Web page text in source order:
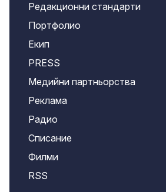
Редакционни стандарти
Портфолио
Екип
PRESS
Медийни партньорства
Реклама
Радио
Списание
Филми
RSS